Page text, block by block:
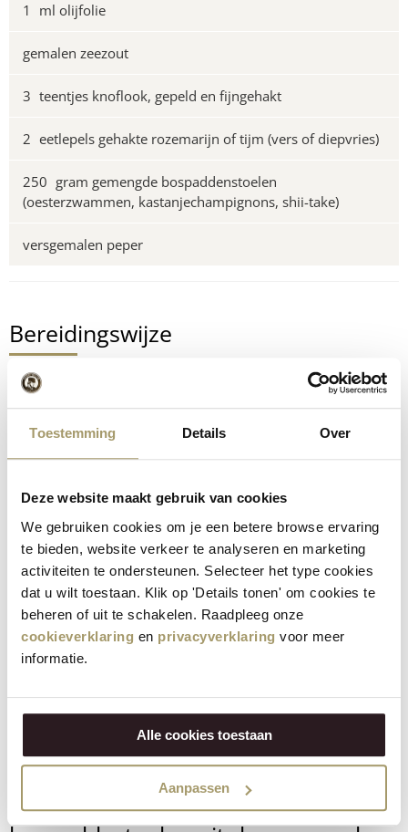
Toestemming Details Over
Deze website maakt gebruik van cookies
We gebruiken cookies om je een betere browse ervaring
te bieden, website verkeer te analyseren en marketing
activiteiten te ondersteunen. Selecteer het type cookies
dat u wilt toestaan. Klik op 'Details tonen' om cookies te
beheren of uit te schakelen. Raadpleeg onze
cookieverklaring en privacyverklaring voor meer
informatie.
Alle cookies toestaan
Aanpassen
1 ml olijfolie
gemalen zeezout
3 teentjes knoflook, gepeld en fijngehakt
2 eetlepels gehakte rozemarijn of tijm (vers of diepvries)
250 gram gemengde bospaddenstoelen
(oesterzwammen, kastanjechampignons, shii-take)
versgemalen peper
Bereidingswijze
1
Leg de krieltjes in een bakblik in olijfolie en
knoflook en 1 eetlepel rozemarijn toe en schep
om. Rooster ze in 25 minuten goudbruin en
gaar. Schep de laatste 5 minuten de kaasblokjes
erover.
3
Bak intussen de paddenstoelen in olijfolie met
peper, de rest van de knoflook en rozemarijn.
4 Serveer de krieltjes met de bospaddenstoelen.
Geroosterde krieltjes met kaas en